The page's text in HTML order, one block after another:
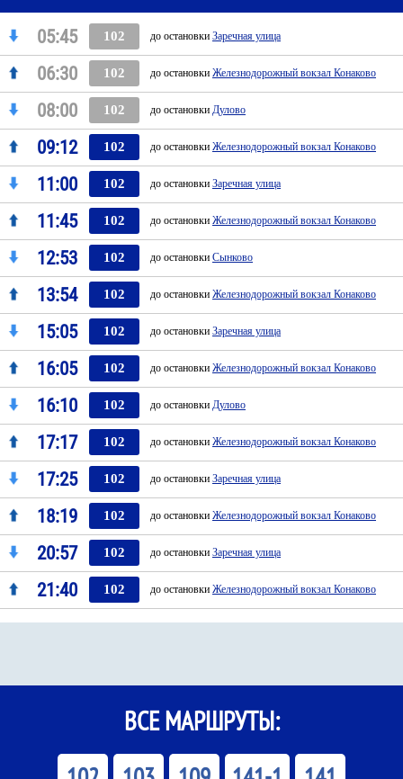
05:45 102 до остановки Заречная улица
06:30 102 до остановки Железнодорожный вокзал Конаково
08:00 102 до остановки Дулово
09:12 102 до остановки Железнодорожный вокзал Конаково
11:00 102 до остановки Заречная улица
11:45 102 до остановки Железнодорожный вокзал Конаково
12:53 102 до остановки Сынково
13:54 102 до остановки Железнодорожный вокзал Конаково
15:05 102 до остановки Заречная улица
16:05 102 до остановки Железнодорожный вокзал Конаково
16:10 102 до остановки Дулово
17:17 102 до остановки Железнодорожный вокзал Конаково
17:25 102 до остановки Заречная улица
18:19 102 до остановки Железнодорожный вокзал Конаково
20:57 102 до остановки Заречная улица
21:40 102 до остановки Железнодорожный вокзал Конаково
ВСЕ МАРШРУТЫ: